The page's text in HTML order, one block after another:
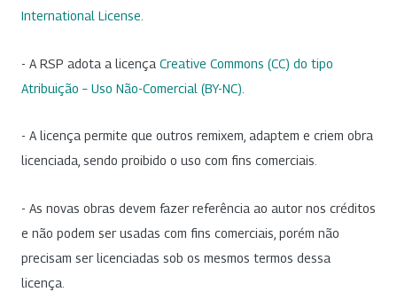
International License
- A RSP adota a licença Creative Commons (CC) do tipo
Atribuição – Uso Não-Comercial (BY-NC)
- A licença permite que outros remixem, adaptem e criem obra
licenciada, sendo proibido o uso com fins comerciais.
- As novas obras devem fazer referência ao autor nos créditos
e não podem ser usadas com fins comerciais, porém não
precisam ser licenciadas sob os mesmos termos dessa
licença.